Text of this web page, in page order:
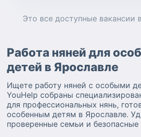
Это все доступные вакансии
Работа няней для
детей в Ярославле
Ищете работу няней с особыми
YouHelp собраны
для профессиональных нянь,
особенным детям в Ярославле.
проверенные семьи и безопасные